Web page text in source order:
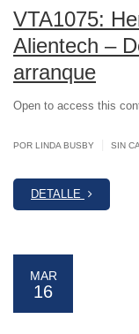
VTA1075:
Alientech –
arranque
Open to access this
POR LINDA BUSBY SIN
DETALLE
MAR
16